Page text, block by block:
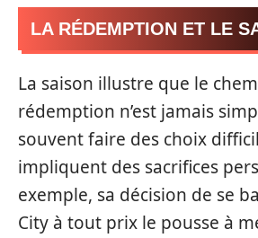
LA RÉDEMPTION ET LE
La saison illustre que le
rédemption n’est jamais
souvent faire des choix
impliquent des sacrifices
exemple, sa décision de se
City à tout prix le pousse à